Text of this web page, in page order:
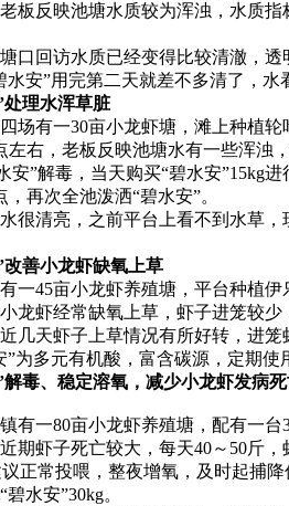
反映池塘水质较为浑浊，水质指
回访水质已经变得比较清澈，透
安”用完第二天就差不多清了，水
理水浑草脏
有一30亩小龙虾塘，滩上种植轮
右，老板反映池塘水有一些浑浊
安”解毒，当天购买“碧水安”15kg进
再次全池泼洒“碧水安”。
清亮，之前平台上看不到水草，
善小龙虾缺氧上草
45亩小龙虾养殖塘，平台种植伊
虾经常缺氧上草，虾子进笼较少
天虾子上草情况有所好转，进笼
多元有机酸，富含碳源，定期使
毒、稳定溶氧，减少小龙虾发病
一80亩小龙虾养殖塘，配有一台
虾子死亡较大，每天40～50斤，
正常投喂，整夜增氧，及时起捕降
水安”30kg。